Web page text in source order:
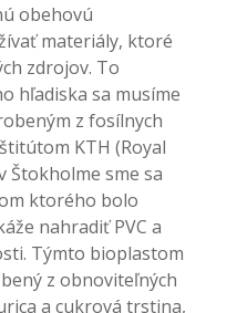
obehovú
materiály, ktoré
zdrojov. To
hľadiska sa musíme
z fosílnych
KTH (Royal
sme sa
ktorého bolo
nahradiť PVC a
Týmto bioplastom
z obnoviteľných
a cukrová trstina,